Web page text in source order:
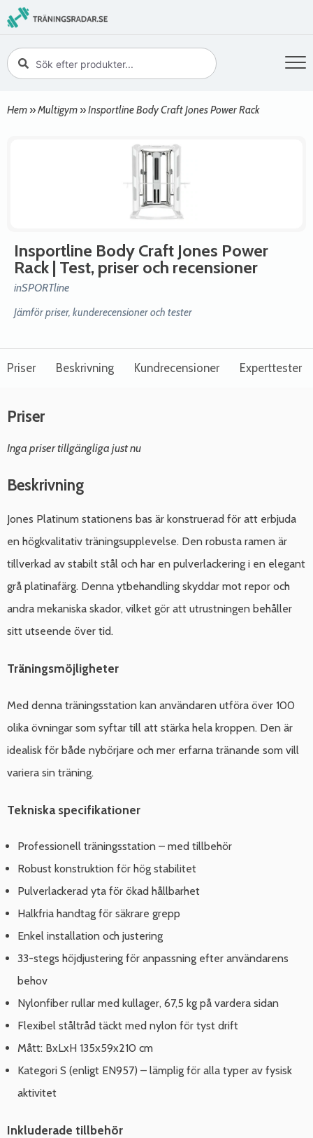
Hem »Multigym »Insportline Body Craft Jones Power Rack
Insportline Body Craft Jones Power
Rack | Test, priser och recensioner
inSPORTline
Jämför priser, kunderecensioner och tester
Priser Beskrivning Kundrecensioner Experttester
Priser
Inga priser tillgängliga just nu
Beskrivning
Jones Platinum stationens bas är konstruerad för att erbjuda
en högkvalitativ träningsupplevelse. Den robusta ramen är
tillverkad av stabilt stål och har en pulverlackering i en elegant
grå platinafärg. Denna ytbehandling skyddar mot repor och
andra mekaniska skador, vilket gör att utrustningen behåller
sitt utseende över tid.
Träningsmöjligheter
Med denna träningsstation kan användaren utföra över 100
olika övningar som syftar till att stärka hela kroppen. Den är
idealisk för både nybörjare och mer erfarna tränande som vill
variera sin träning.
Tekniska specifikationer
Professionell träningsstation – med tillbehör
Robust konstruktion för hög stabilitet
Pulverlackerad yta för ökad hållbarhet
Halkfria handtag för säkrare grepp
Enkel installation och justering
33-stegs höjdjustering för anpassning efter användarens
behov
Nylonfiber rullar med kullager, 67,5 kg på vardera sidan
Flexibel ståltråd täckt med nylon för tyst drift
Mått: BxLxH 135x59x210 cm
Kategori S (enligt EN957) – lämplig för alla typer av fysisk
aktivitet
Inkluderade tillbehör